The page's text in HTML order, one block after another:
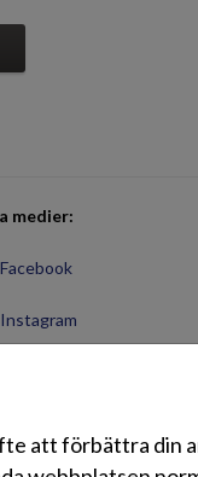
medier:
att förbättra din